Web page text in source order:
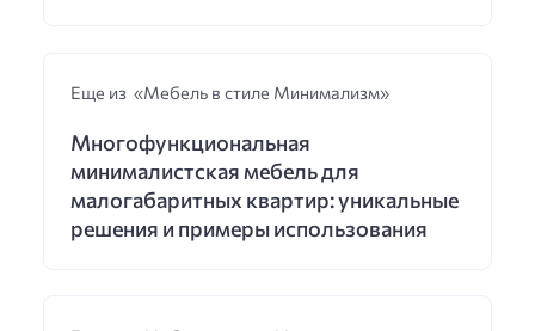
Еще из «Мебель в стиле Минимализм»
Многофункциональная
минималистская мебель для
малогабаритных квартир: уникальные
решения и примеры использования